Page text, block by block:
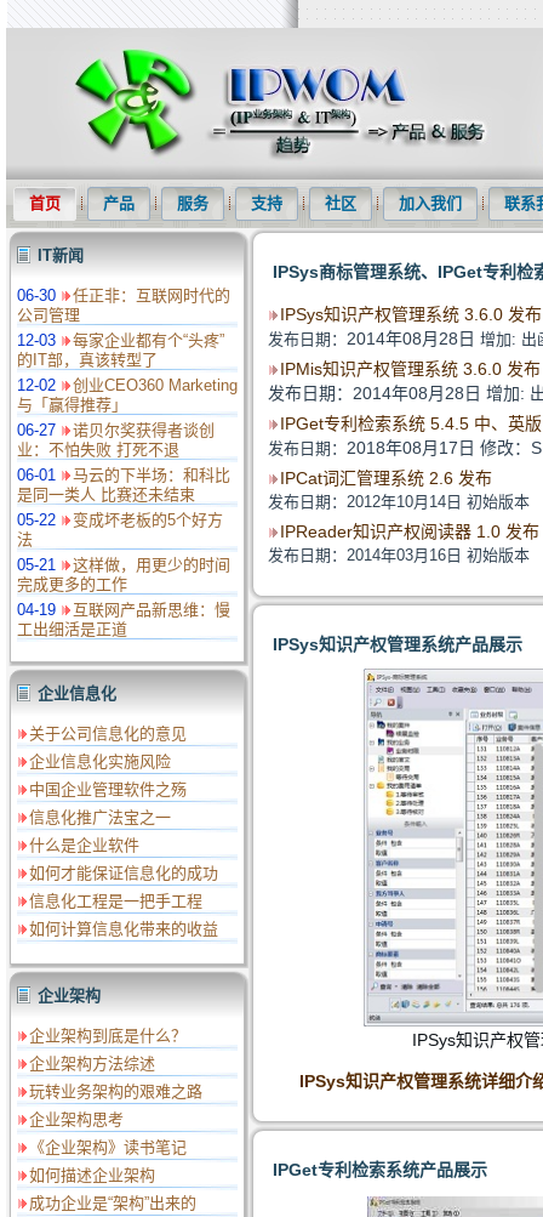
首页 产品 服务 支持 社区 加入我们 联系
IT新闻
06-30
任正非：互联网时代的
公司管理
12-03
每家企业都有个“头疼”
的IT部，真该转型了
12-02
创业CEO360 Marketing
与「赢得推荐」
06-27
诺贝尔奖获得者谈创
业：不怕失败 打死不退
06-01
马云的下半场：和科比
是同一类人 比赛还未结束
05-22
变成坏老板的5个好方
法
05-21
这样做，用更少的时间
完成更多的工作
04-19
互联网产品新思维：慢
工出细活是正道
企业信息化
关于公司信息化的意见
企业信息化实施风险
中国企业管理软件之殇
信息化推广法宝之一
什么是企业软件
如何才能保证信息化的成功
信息化工程是一把手工程
如何计算信息化带来的收益
企业架构
企业架构到底是什么？
企业架构方法综述
玩转业务架构的艰难之路
企业架构思考
《企业架构》读书笔记
如何描述企业架构
成功企业是“架构”出来的
IPSys商标管理系统、IPGet专利检
IPSys知识产权管理系统 3.6.0 发布
发布日期： 2014年08月28日 增加: 出
IPMis知识产权管理系统 3.6.0 发布
发布日期： 2014年08月28日 增加:
IPGet专利检索系统 5.4.5 中、英
发布日期： 2018年08月17日 修改：
IPCat词汇管理系统 2.6 发布
发布日期：2012年10月14日 初始版本
IPReader知识产权阅读器 1.0 发布
发布日期：2014年03月16日 初始版本
IPSys知识产权管理系统产品展示
IPSys知识产权
IPSys知识产权管理系统详细介
IPGet专利检索系统产品展示